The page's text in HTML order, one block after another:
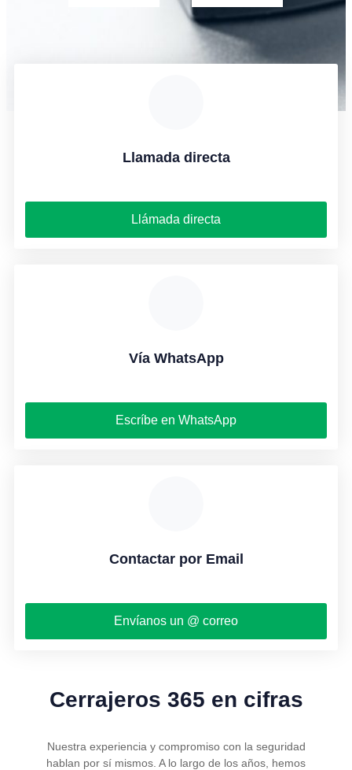
Llamada directa
Llámada directa
Vía WhatsApp
Escríbe en WhatsApp
Contactar por Email
Envíanos un @ correo
Cerrajeros 365 en cifras
Nuestra experiencia y compromiso con la seguridad
hablan por sí mismos. A lo largo de los años, hemos